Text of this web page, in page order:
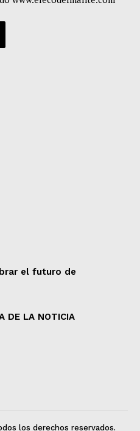
el futuro de
DE LA NOTICIA
los derechos reservados.